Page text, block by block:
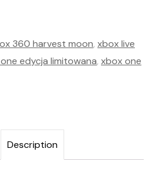
360 harvest moon, xbox live
edycja limitowana, xbox one
Description